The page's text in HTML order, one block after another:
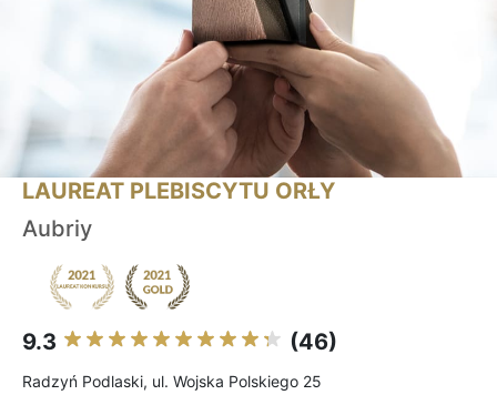
LAUREAT PLEBISCYTU ORŁY
Aubriy
9.3 (46)
Radzyń Podlaski, ul. Wojska Polskiego 25